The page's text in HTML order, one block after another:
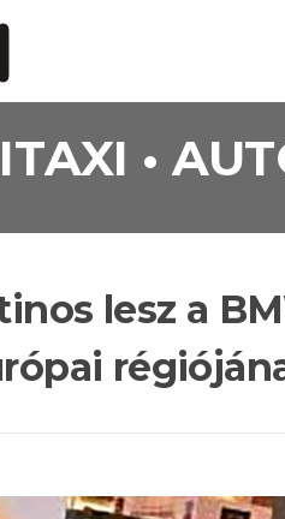
•
lesz a